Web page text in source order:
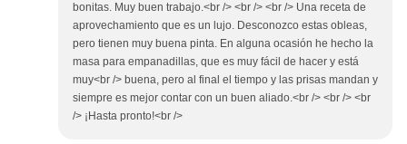
bonitas. Muy buen trabajo.<br /> <br /> <br /> Una receta de
aprovechamiento que es un lujo. Desconozco estas obleas,
pero tienen muy buena pinta. En alguna ocasión he hecho la
masa para empanadillas, que es muy fácil de hacer y está
muy<br /> buena, pero al final el tiempo y las prisas mandan y
siempre es mejor contar con un buen aliado.<br /> <br /> <br
/> ¡Hasta pronto!<br />